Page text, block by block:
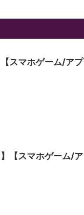
スマホゲーム/アプ
【スマホゲーム/ア